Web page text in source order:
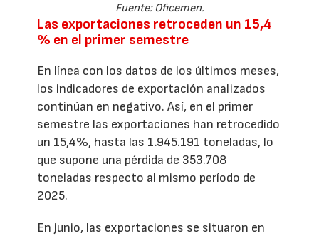
Fuente: Oficemen.
Las exportaciones retroceden un 15,4
% en el primer semestre
En línea con los datos de los últimos meses,
los indicadores de exportación analizados
continúan en negativo. Así, en el primer
semestre las exportaciones han retrocedido
un 15,4%, hasta las 1.945.191 toneladas, lo
que supone una pérdida de 353.708
toneladas respecto al mismo período de
2025.
En junio, las exportaciones se situaron en